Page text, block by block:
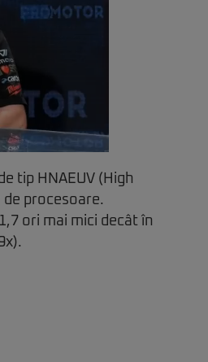
tip HNAEUV (High
procesoare.
ori mai mici decât în